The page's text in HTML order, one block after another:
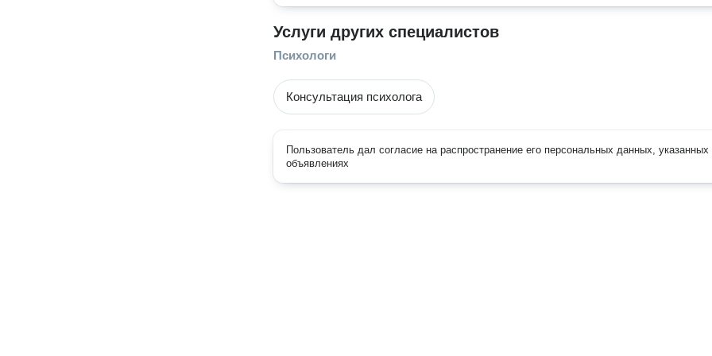
Услуги других специалистов
Психологи
Консультация психолога
Пользователь дал согласие на распространение его персональных данных, указанных
объявлениях